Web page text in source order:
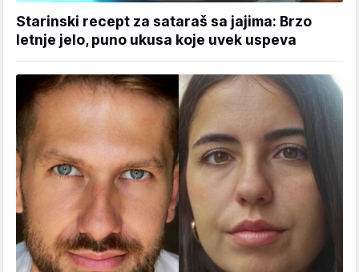
Starinski recept za sataraš sa jajima: Brzo
letnje jelo, puno ukusa koje uvek uspeva